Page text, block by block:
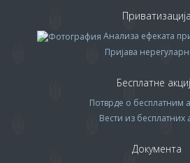
Приватизација
Анализа ефеката
Пријава
Бесплатне
Потврде о бесплатним
Вести из бесплатних
Документа